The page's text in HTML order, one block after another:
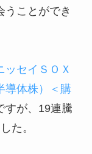
うことができ
ッセイＳＯＸ
導体株）＜購
すが、19連騰
た。